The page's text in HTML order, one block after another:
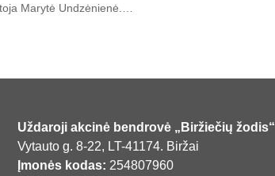
Marytė Undzėnienė.…
Uždaroji akcinė bendrovė „Biržiečių žodis“
Vytauto g. 8-22, LT-41174. Biržai
Įmonės kodas: 254807960